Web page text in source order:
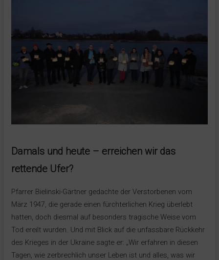
Damals und heute – erreichen wir das
rettende Ufer?
Pfarrer Bielinski-Gärtner gedachte der Verstorbenen vom
März 1947, die gerade einen fürchterlichen Krieg überlebt
hatten, doch diesmal auf besonders tragische Weise vom
Tod ereilt wurden. Und mit Blick auf die unfassbare Rückkehr
des Krieges in der Ukraine sagte er: „Wir erfahren in diesen
Tagen, wie zerbrechlich unser Leben ist und alles, was wir